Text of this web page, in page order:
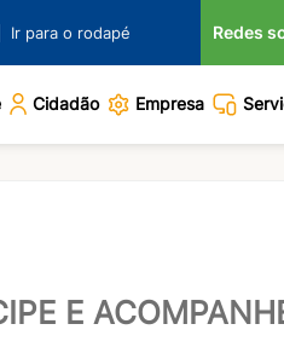
Ir para o rodapé Redes
Cidadão Empresa
E